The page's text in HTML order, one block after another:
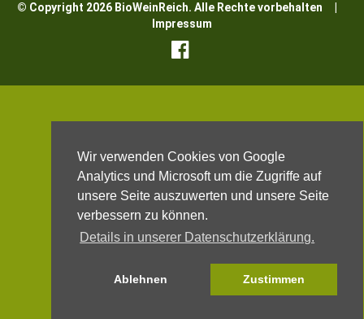
Wir verwenden Cookies von Google
Analytics und Microsoft um die Zugriffe auf
unsere Seite auszuwerten und unsere Seite
verbessern zu können.
Details in unserer Datenschutzerklärung.
Ablehnen Zustimmen
© Copyright 2026 BioWeinReich. Alle Rechte vorbehalten |
Impressum